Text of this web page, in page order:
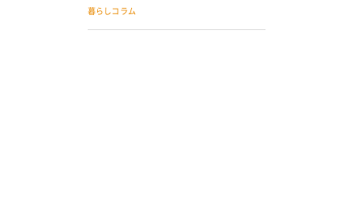
りおもちゃ
暮らしコラム